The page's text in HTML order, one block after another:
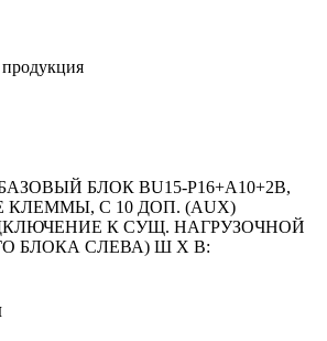
БАЗОВЫЙ БЛОК BU15-P16+A10+2B,
С 10 ДОП. (AUX)
К СУЩ. НАГРУЗОЧНОЙ
БЛОКА СЛЕВА) Ш Х В: